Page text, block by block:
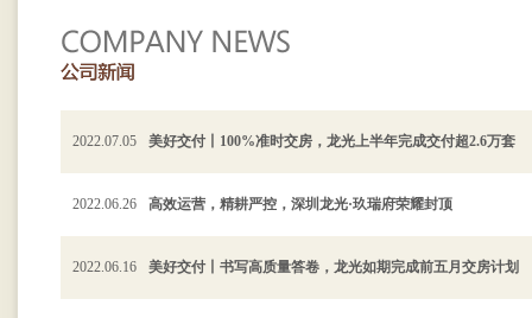
2022.07.05 美好交付丨100%准时交房，龙光上半年完成交付超2.6万套
2022.06.26 高效运营，精耕严控，深圳龙光·玖瑞府荣耀封顶
2022.06.16 美好交付丨书写高质量答卷，龙光如期完成前五月交房计划